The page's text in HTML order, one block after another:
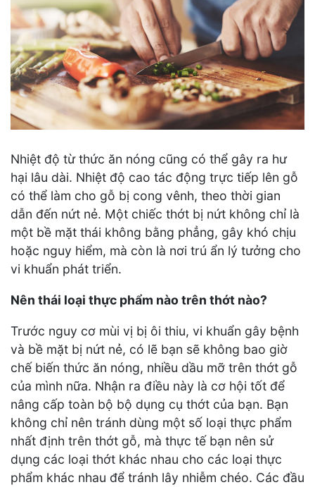
Nhiệt độ từ thức ăn nóng cũng có thể gây ra hư
hại lâu dài. Nhiệt độ cao tác động trực tiếp lên gỗ
có thể làm cho gỗ bị cong vênh, theo thời gian
dẫn đến nứt nẻ. Một chiếc thớt bị nứt không chỉ là
một bề mặt thái không bằng phẳng, gây khó chịu
hoặc nguy hiểm, mà còn là nơi trú ẩn lý tưởng cho
vi khuẩn phát triển.
Nên thái loại thực phẩm nào trên thớt nào?
Trước nguy cơ mùi vị bị ôi thiu, vi khuẩn gây bệnh
và bề mặt bị nứt nẻ, có lẽ bạn sẽ không bao giờ
chế biến thức ăn nóng, nhiều dầu mỡ trên thớt gỗ
của mình nữa. Nhận ra điều này là cơ hội tốt để
nâng cấp toàn bộ bộ dụng cụ thớt của bạn. Bạn
không chỉ nên tránh dùng một số loại thực phẩm
nhất định trên thớt gỗ, mà thực tế bạn nên sử
dụng các loại thớt khác nhau cho các loại thực
phẩm khác nhau để tránh lây nhiễm chéo. Các đầu